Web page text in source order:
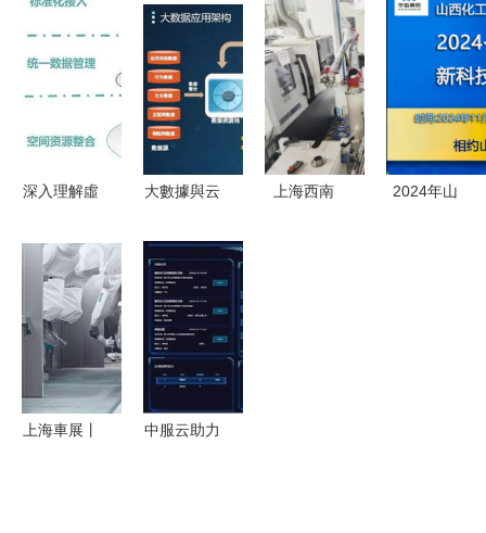
鏈卡scrm
量產提速，
70天黑河冬
季測試圓滿
收官
大預期差把
握數字經濟
投資線索
——云計算
裝備技術服
務
糕 如何用
數字化方案
輕松開掛
深入理解虛
算裝備技術
服務
大數據與云
術及裝備技
術服務在科
技創新中的
前沿應用
上海西南
2024年山
上海車展丨
中服云助力